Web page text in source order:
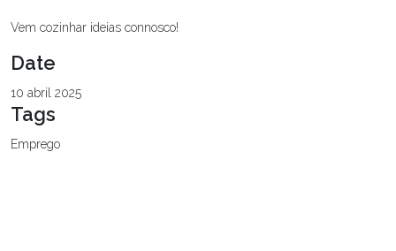
Vem cozinhar ideias connosco!
Date
10 abril 2025
Tags
Emprego